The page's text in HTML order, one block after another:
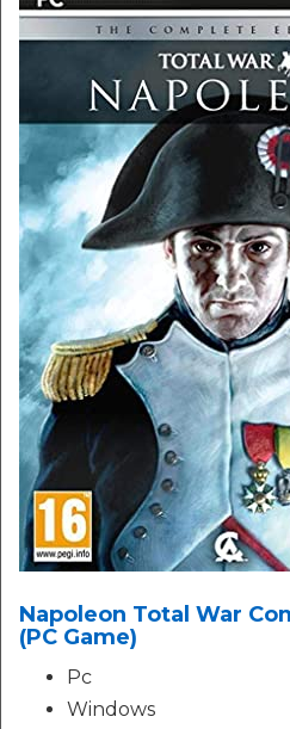
Napoleon Total War
(PC Game)
Pc
Windows